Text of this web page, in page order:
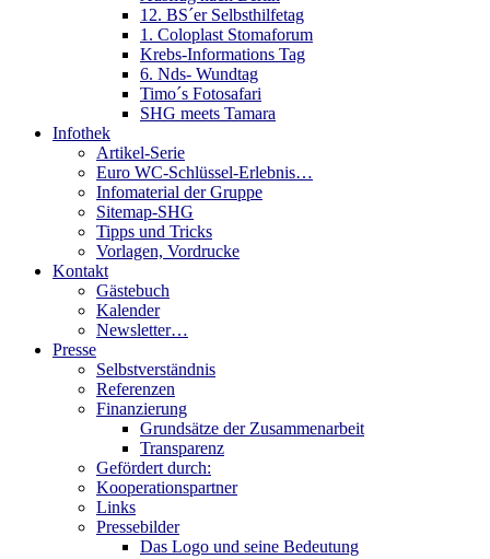
12. BS´er Selbsthilfetag
1. Coloplast Stomaforum
Krebs-Informations Tag
6. Nds- Wundtag
Timo´s Fotosafari
SHG meets Tamara
Infothek
Artikel-Serie
Euro WC-Schlüssel-Erlebnis…
Infomaterial der Gruppe
Sitemap-SHG
Tipps und Tricks
Vorlagen, Vordrucke
Kontakt
Gästebuch
Kalender
Newsletter…
Presse
Selbstverständnis
Referenzen
Finanzierung
Grundsätze der Zusammenarbeit
Transparenz
Gefördert durch:
Kooperationspartner
Links
Pressebilder
Das Logo und seine Bedeutung